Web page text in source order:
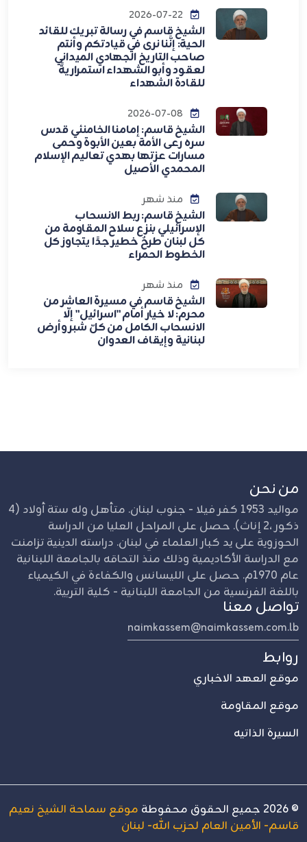
الشيخ قاسم في رسالة تبريك للقائد
الحية: إنَّنا نرى في قيادتكم وأنتم
صاحب التاريخ الجهادي الميداني
لعقود وأبو الشهداء استمراريةً
للقادة الشهداء
الشيخ قاسم: إمامنا الخامنئي قدس
سره رعى الأمة بعين الأبوة وحمى
مسارات عزتها بهدي تعاليم الإسلام
المحمدي الأصيل
منذ شهر
الشيخ قاسم: ربط الانسحاب
الإسرائيلي بنزع سلاح المقاومة من
كل لبنان طرحٌ خطير جدًا يتجاوز كل
الخطوط الحمراء
منذ شهر
الشيخ قاسم في مسيرة العاشر من
محرم: لا خيار أمام "اسرائيل" إلّا
الانسحاب الكامل من كلّ شبر وأرض
لبنانية وإيقاف العدوان
من نحن
مواليد 1953 كفر فيلا - جنوب لبنان. متأهل وله ستة أولاد (4
ذكور ،2 إناث). حصل على المراحل العليا من الدراسة
الحوزوية على يد كبار العلماء في لبنان. دراسته الدينية تزامنت
مع الدراسة الأكاديمية وذلك منذ التحاقه بالجامعة اللبنانية
عام 1970م. حصل على الليسانس والكفاءة في الكيمياء
باللغة الفرنسية من الجامعة اللبنانية - كلية التربية.
تواصل معنا
naimkassem@naimkassem.com.lb
روابط
موقع العهد الاخباري
موقع المقاومة
السيرة الذاتيه
©
2026 جميع الحقوق محفوطة موقع سماحة الشيخ نعيم
قاسم- الأمين العام لحزب الله- لبنان